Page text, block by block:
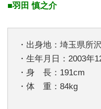
■羽田 慎之介
・出身地：埼玉県所
・生年月日：2003年
・身 長：191cm
・体 重：84kg